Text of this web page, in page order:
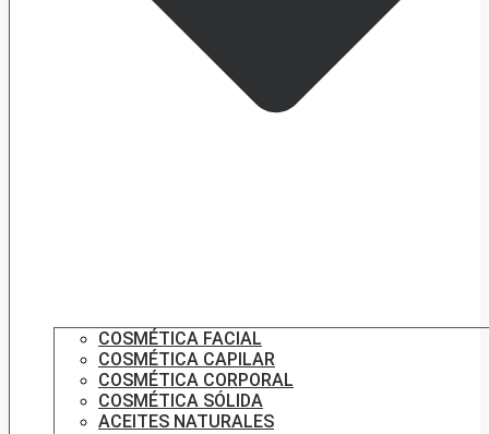
COSMÉTICA FACIAL
COSMÉTICA CAPILAR
COSMÉTICA CORPORAL
COSMÉTICA SÓLIDA
ACEITES NATURALES